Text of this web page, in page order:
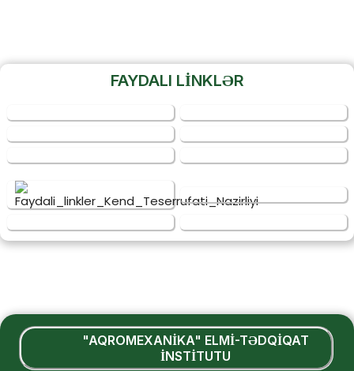
FAYDALI LİNKLƏR
"AQROMEXANİKA" ELMİ-TƏDQİQAT
İNSTİTUTU